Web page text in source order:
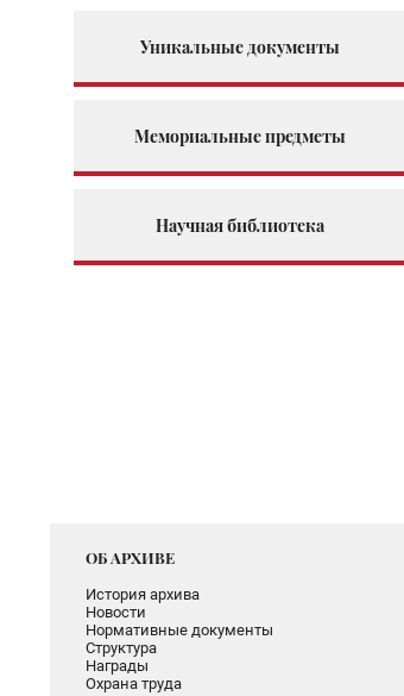
Уникальные документы
Мемориальные предметы
Научная библиотека
ОБ АРХИВЕ
История архива
Новости
Нормативные документы
Структура
Награды
Охрана труда